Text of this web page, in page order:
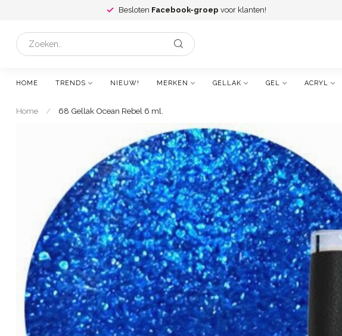
Besloten Facebook-groep voor klanten!
HOME TRENDS NIEUW! MERKEN GELLAK GEL ACRYL
Home / 68 Gellak Ocean Rebel 6 ml.